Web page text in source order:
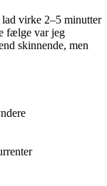
virke 2–5 minutter
fælge var jeg
skinnende, men